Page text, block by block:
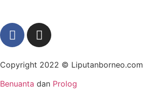
Copyright 2022 © Liputanborneo.com
Benuanta dan Prolog